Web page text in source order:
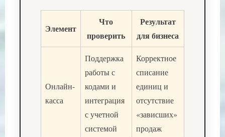
Элемент
Что
проверить
Результат
для бизнеса
Онлайн-
касса
Поддержка
работы с
кодами и
интеграция
с учетной
системой
Корректное
списание
единиц и
отсутствие
«зависших»
продаж